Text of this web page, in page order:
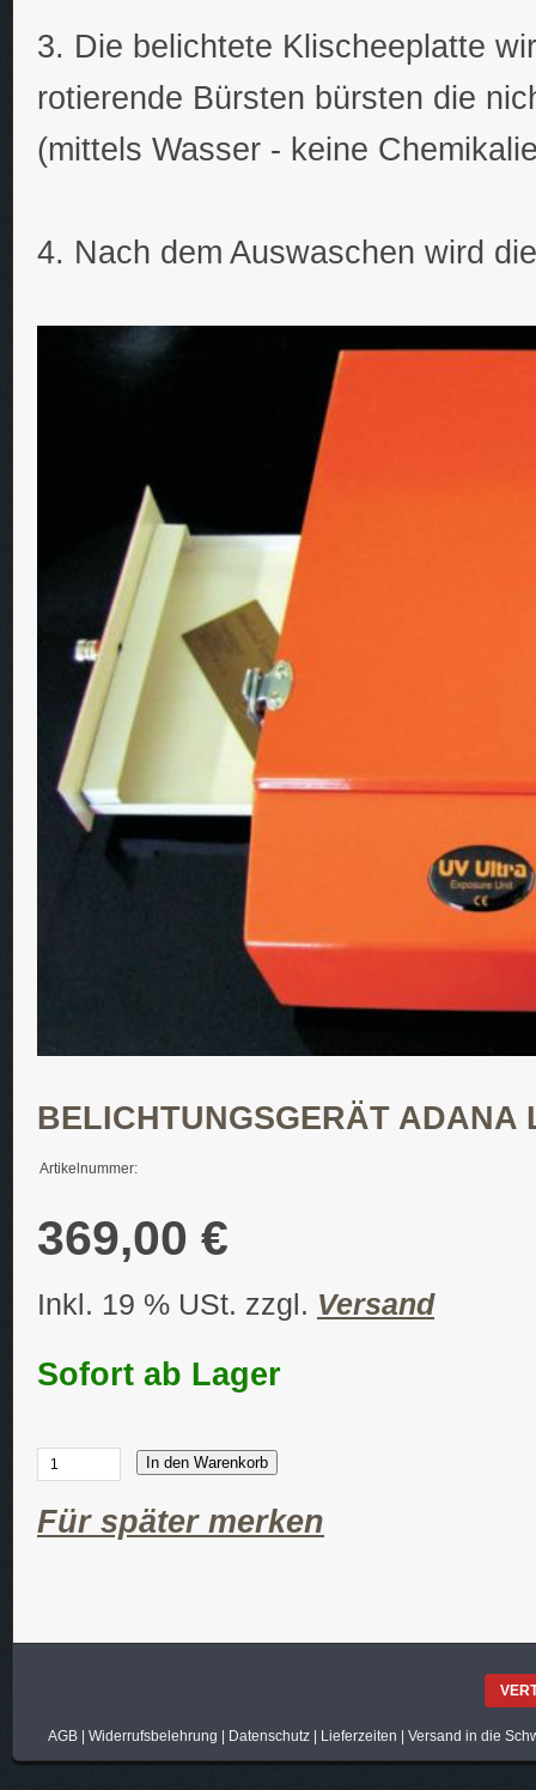
3. Die belichtete Klischeeplatte
rotierende Bürsten bürsten die
(mittels Wasser - keine
4. Nach dem Auswaschen wird
BELICHTUNGSGERÄT ADANA
Artikelnummer:
369,00 €
Inkl. 19 % USt. zzgl. Versand
Sofort ab Lager
In den Warenkorb
Für später merken
AGB| Widerrufsbelehrung | Datenschutz| Lieferzeiten | Versand in die